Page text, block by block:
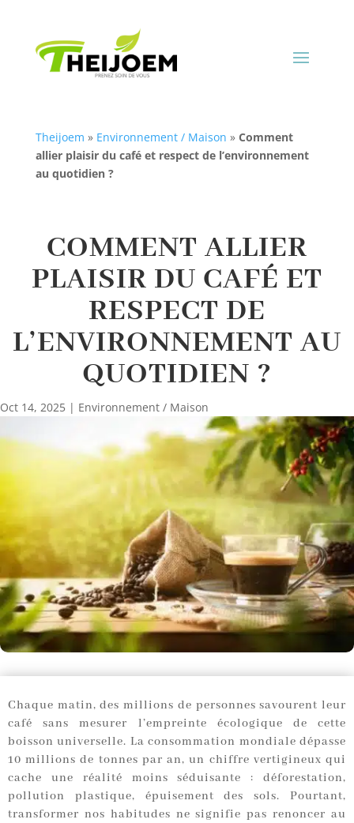
Theijoem » Environnement / Maison » Comment
allier plaisir du café et respect de l’environnement
au quotidien ?
COMMENT ALLIER
PLAISIR DU CAFÉ ET
RESPECT DE
L’ENVIRONNEMENT AU
QUOTIDIEN ?
Oct 14, 2025 | Environnement / Maison
Chaque matin, des millions de personnes savourent leur
café sans mesurer l’empreinte écologique de cette
boisson universelle. La consommation mondiale dépasse
10 millions de tonnes par an, un chiffre vertigineux qui
cache une réalité moins séduisante : déforestation,
pollution plastique, épuisement des sols. Pourtant,
transformer nos habitudes ne signifie pas renoncer au